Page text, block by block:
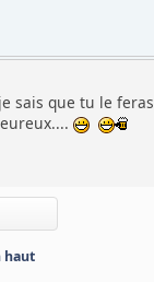
sais que tu le
haut